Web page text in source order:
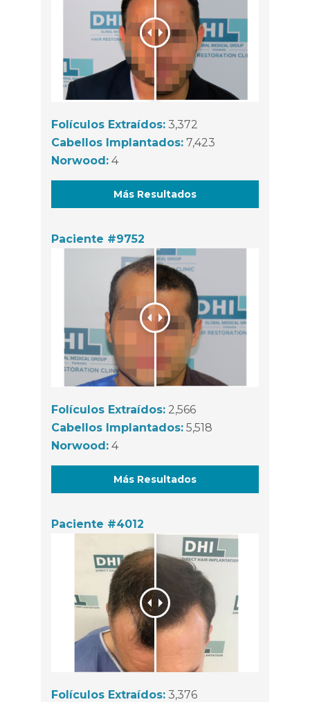
Folículos Extraídos: 3,372
Cabellos Implantados: 7,423
Norwood: 4
Más Resultados
Paciente #9752
Folículos Extraídos: 2,566
Cabellos Implantados: 5,518
Norwood: 4
Más Resultados
Paciente #4012
Folículos Extraídos: 3,376